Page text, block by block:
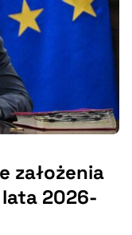
założenia
2026-